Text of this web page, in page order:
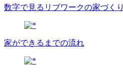
数字で⾒るリブワークの家づくり
家ができるまでの流れ